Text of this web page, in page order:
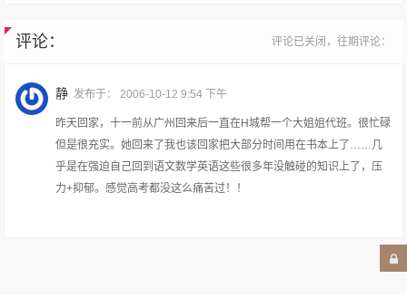
评论： 评论已关闭，往期评论：
静 发布于：2006-10-12 9:54 下午
昨天回家，十一前从广州回来后一直在H城帮一个大姐姐代班。很忙碌
但是很充实。她回来了我也该回家把大部分时间用在书本上了……几
乎是在强迫自己回到语文数学英语这些很多年没触碰的知识上了，压
力+抑郁。感觉高考都没这么痛苦过！！